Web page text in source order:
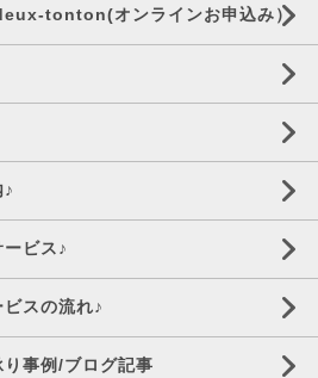
tonton(オンラインお申込み）
ビス♪
スの流れ♪
り事例/ブログ記事